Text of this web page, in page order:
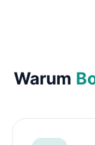
Warum